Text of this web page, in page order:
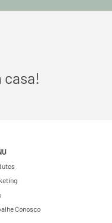
casa!
Conosco